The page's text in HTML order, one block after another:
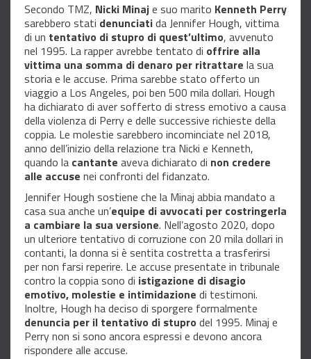
Secondo TMZ, Nicki Minaje suo marito Kenneth Perry
sarebbero stati denunciatida Jennifer Hough, vittima
di un tentativo di stupro di quest’ultimo, avvenuto
nel 1995. La rapper avrebbe tentato di offrire alla
vittima una somma di denaro per ritrattare la sua
storia e le accuse. Prima sarebbe stato offerto un
viaggio a Los Angeles, poi ben 500 mila dollari. Hough
ha dichiarato di aver sofferto di stress emotivo a causa
della violenza di Perry e delle successive richieste della
coppia. Le molestie sarebbero incominciate nel 2018,
anno dell’inizio della relazione tra Nicki e Kenneth,
quando la cantante aveva dichiarato di non credere
alle accuse nei confronti del fidanzato.
Jennifer Hough sostiene che la Minaj abbia mandato a
casa sua anche un’equipe di avvocati per costringerla
a cambiare la sua versione. Nell’agosto 2020, dopo
un ulteriore tentativo di corruzione con 20 mila dollari in
contanti, la donna si è sentita costretta a trasferirsi
per non farsi reperire. Le accuse presentate in tribunale
contro la coppia sono di istigazione di disagio
emotivo, molestie e intimidazione di testimoni.
Inoltre, Hough ha deciso di sporgere formalmente
denuncia per il tentativo di stupro del 1995. Minaj e
Perry non si sono ancora espressi e devono ancora
rispondere alle accuse.